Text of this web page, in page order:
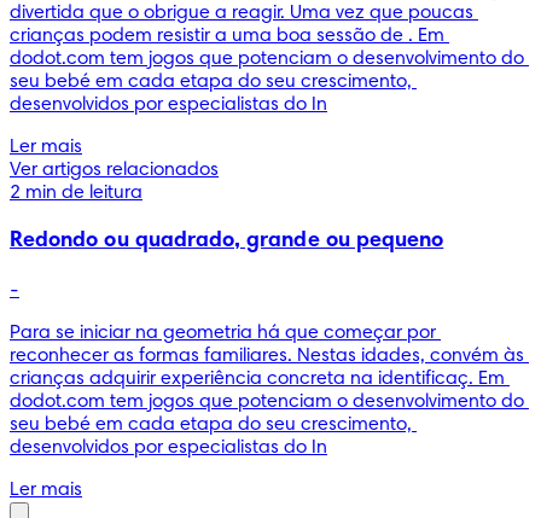
divertida que o obrigue a reagir. Uma vez que poucas
crianças podem resistir a uma boa sessão de . Em
dodot.com tem jogos que potenciam o desenvolvimento do
seu bebé em cada etapa do seu crescimento,
desenvolvidos por especialistas do In
Ler mais
Ver artigos relacionados
2 min de leitura
Redondo ou quadrado, grande ou pequeno
-
Para se iniciar na geometria há que começar por
reconhecer as formas familiares. Nestas idades, convém às
crianças adquirir experiência concreta na identificaç. Em
dodot.com tem jogos que potenciam o desenvolvimento do
seu bebé em cada etapa do seu crescimento,
desenvolvidos por especialistas do In
Ler mais